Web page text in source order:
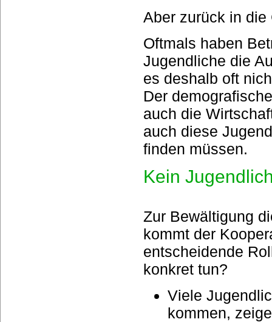
Aber zurück in die
Oftmals haben
Jugendliche die
es deshalb oft
Der
auch die
auch diese
finden müssen.
Kein
Zur Bewältigung
kommt der
entscheidende
konkret tun?
Viele
kommen,